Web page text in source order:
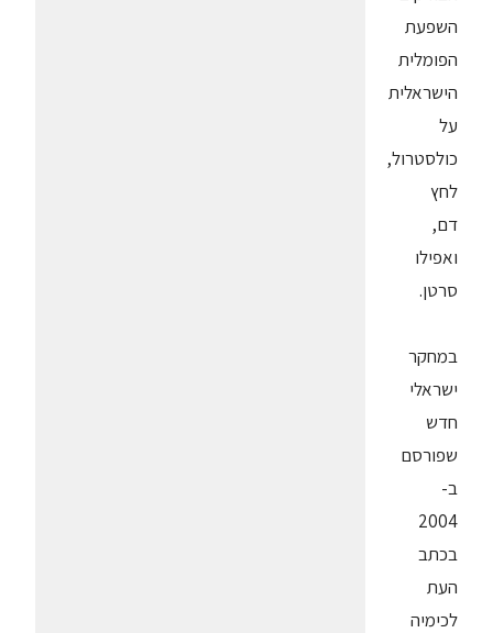
השפעת
הפומלית
הישראלית
על
כולסטרול,
לחץ
דם,
ואפילו
סרטן.
במחקר
ישראלי
חדש
שפורסם
ב-
2004
בכתב
העת
לכימיה